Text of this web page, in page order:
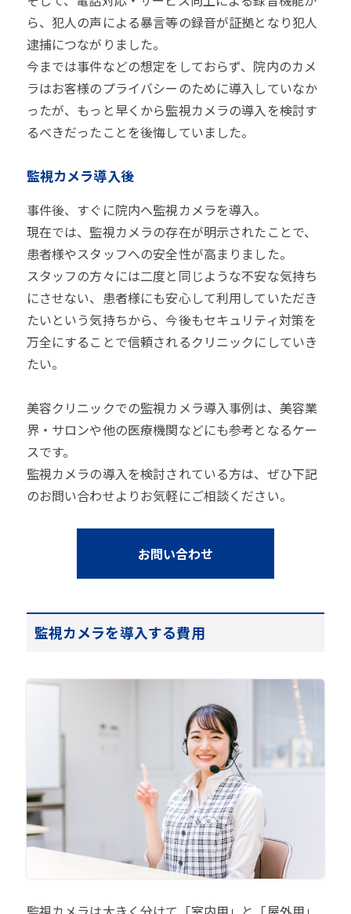
ら、犯人の声による暴言等の録音が証拠となり犯人
逮捕につながりました。
今までは事件などの想定をしておらず、院内のカメ
ラはお客様のプライバシーのために導入していなか
ったが、もっと早くから監視カメラの導入を検討す
るべきだったことを後悔していました。
監視カメラ導入後
事件後、すぐに院内へ監視カメラを導入。
現在では、監視カメラの存在が明示されたことで、
患者様やスタッフへの安全性が高まりました。
スタッフの方々には二度と同じような不安な気持ち
にさせない、患者様にも安心して利用していただき
たいという気持ちから、今後もセキュリティ対策を
万全にすることで信頼されるクリニックにしていき
たい。
美容クリニックでの監視カメラ導入事例は、美容業
界・サロンや他の医療機関などにも参考となるケー
スです。
監視カメラの導入を検討されている方は、ぜひ下記
のお問い合わせよりお気軽にご相談ください。
お問い合わせ
監視カメラを導入する費用